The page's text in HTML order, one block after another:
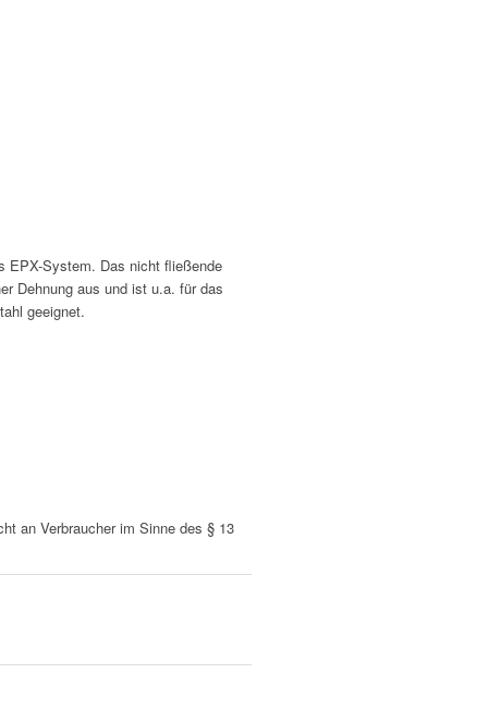
EPX-System. Das nicht fließende
Dehnung aus und ist u.a. für das
geeignet.
an Verbraucher im Sinne des § 13